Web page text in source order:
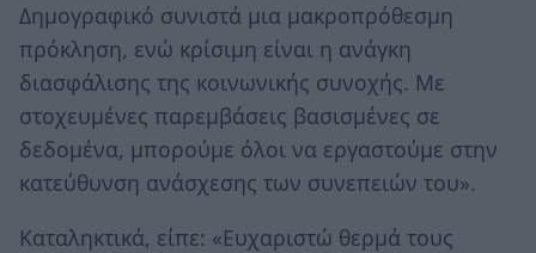
Δημογραφικό συνιστά μια μακροπρόθεσμη
πρόκληση, ενώ κρίσιμη είναι η ανάγκη
διασφάλισης της κοινωνικής συνοχής. Με
στοχευμένες παρεμβάσεις βασισμένες σε
δεδομένα, μπορούμε όλοι να εργαστούμε στην
κατεύθυνση ανάσχεσης των συνεπειών του».
Καταληκτικά, είπε: «Ευχαριστώ θερμά τους